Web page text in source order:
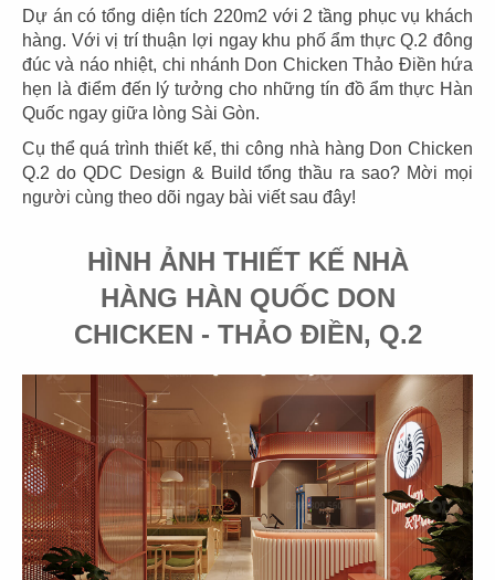
Dự án có tổng diện tích 220m2 với 2 tầng phục vụ khách
hàng. Với vị trí thuận lợi ngay khu phố ẩm thực Q.2 đông
đúc và náo nhiệt, chi nhánh Don Chicken Thảo Điền hứa
hẹn là điểm đến lý tưởng cho những tín đồ ẩm thực Hàn
Quốc ngay giữa lòng Sài Gòn.
Cụ thể quá trình thiết kế, thi công nhà hàng Don Chicken
Q.2 do QDC Design & Build tổng thầu ra sao? Mời mọi
người cùng theo dõi ngay bài viết sau đây!
HÌNH ẢNH THIẾT KẾ NHÀ
HÀNG HÀN QUỐC DON
CHICKEN - THẢO ĐIỀN, Q.2
CN Cát Lái CN Sunwah Pearl
03
PHÊ LA
04
KATINAT
KATINAT
CN Waterbus
06
CHEESE COFFEE
CN Đà Nẵng